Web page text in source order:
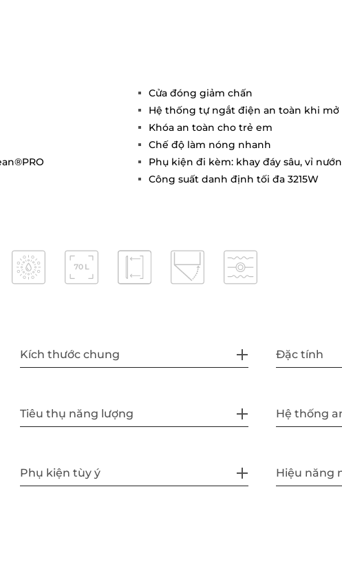
Cửa đóng giảm chấn
Hệ thống tự ngắt điện an toàn khi mở
Khóa an toàn cho trẻ em
Chế độ làm nóng nhanh
Phụ kiện đi kèm: khay đáy sâu, vỉ
Công suất danh định tối đa 3215W
Kích thước chung Đặc tính
Tiêu thụ năng lượng Hệ thống
Phụ kiện tùy ý Hiệu năng